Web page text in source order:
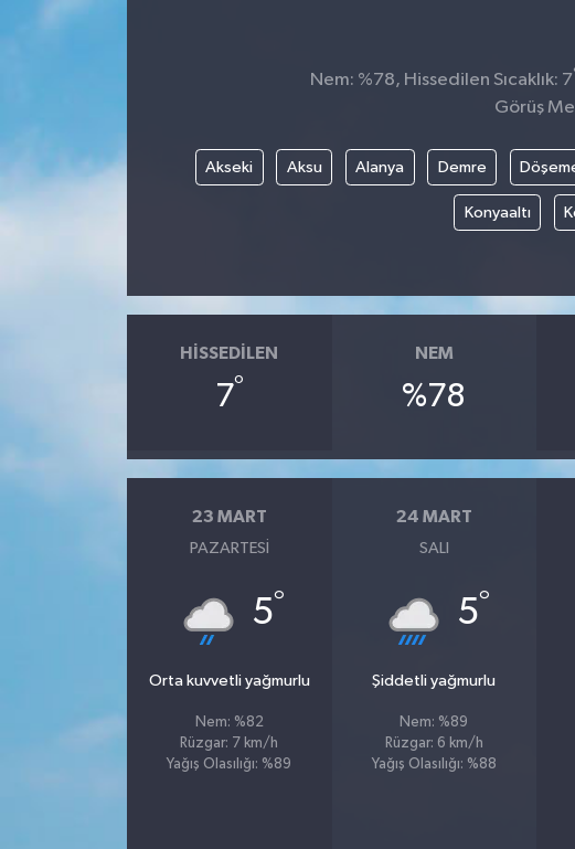
Nem: %78, Hissedilen Sıcaklık: 7
Görüş
Akseki Aksu Alanya Demre
Konyaaltı
HISSEDILEN
7°
NEM
%78
23 MART
PAZARTESI
5°
Orta kuvvetli yağmurlu
Nem: %82
Rüzgar: 7 km/h
Yağış Olasılığı: %89
24 MART
SALI
5°
Şiddetli yağmurlu
Nem: %89
Rüzgar: 6 km/h
Yağış Olasılığı: %88